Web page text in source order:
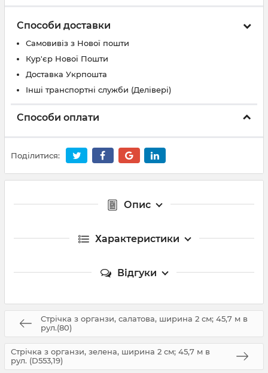
Способи доставки
Самовивіз з Нової пошти
Кур'єр Нової Пошти
Доставка Укрпошта
Інші транспортні служби (Делівері)
Способи оплати
Поділитися:
Опис
Характеристики
Відгуки
Стрічка з органзи, салатова, ширина 2 см; 45,7 м в
рул.(80)
Стрічка з органзи, зелена, ширина 2 см; 45,7 м в
рул. (D553,19)